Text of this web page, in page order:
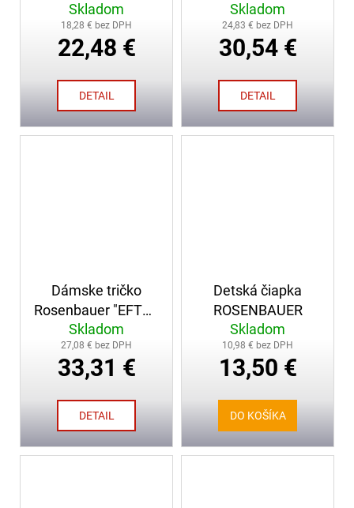
Skladom
18,28 € bez DPH
22,48 €
DETAIL
biele
Skladom
24,83 € bez DPH
30,54 €
DETAIL
Dámske tričko
Rosenbauer "EFTM"
šedé
Skladom
27,08 € bez DPH
33,31 €
DETAIL
Detská čiapka
ROSENBAUER
Skladom
10,98 € bez DPH
13,50 €
DO KOŠÍKA